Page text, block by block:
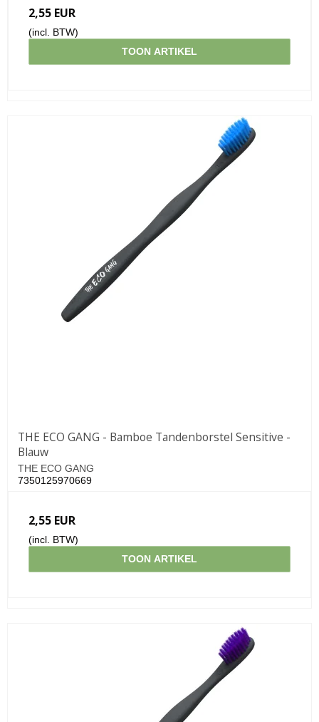
2,55 EUR
(incl. BTW)
TOON ARTIKEL
THE ECO GANG - Bamboe Tandenborstel Sensitive -
Blauw
THE ECO GANG
7350125970669
2,55 EUR
(incl. BTW)
TOON ARTIKEL